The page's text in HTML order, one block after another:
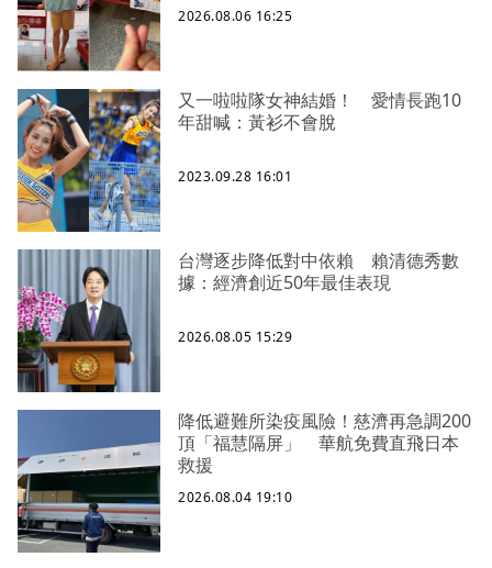
2026.08.06 16:25
又一啦啦隊女神結婚！ 愛情長跑10
年甜喊：黃衫不會脫
2023.09.28 16:01
台灣逐步降低對中依賴 賴清德秀數
據：經濟創近50年最佳表現
2026.08.05 15:29
降低避難所染疫風險！慈濟再急調200
頂「福慧隔屏」 華航免費直飛日本
救援
2026.08.04 19:10